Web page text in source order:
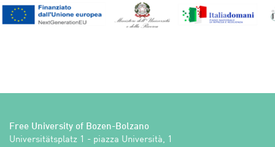
Free University of Bozen-Bolzano
Universitätsplatz 1 - piazza Università, 1